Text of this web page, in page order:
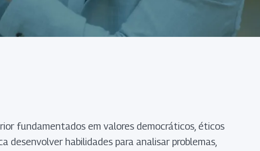
fundamentados em valores democráticos, éticos
desenvolver habilidades para analisar problemas,